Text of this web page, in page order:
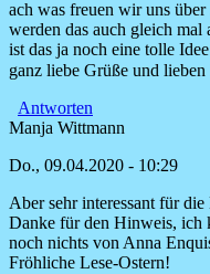
Antwort
auf
Ganz
sicher
für
die
Christa
ach was freuen wir uns
werden das auch gleich
ist das ja noch eine tolle
ganz liebe Grüße und
Antworten
Manja Wittmann
Do., 09.04.2020 - 10:29
Antwort
auf
Ganz
Aber sehr interessant für
Danke für den Hinweis, ich
noch nichts von Anna
Fröhliche Lese-Ostern!